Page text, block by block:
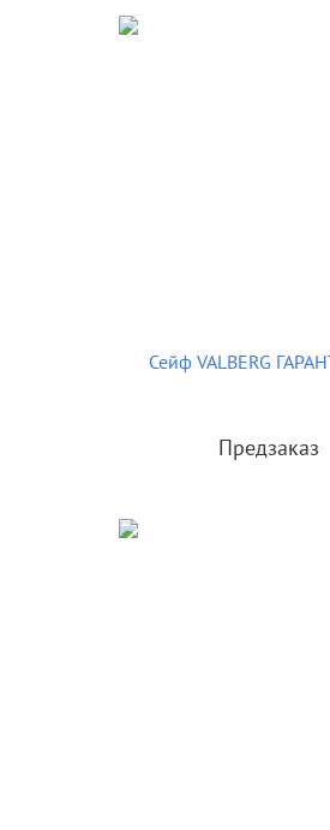
Сейф VALBERG
Предзаказ